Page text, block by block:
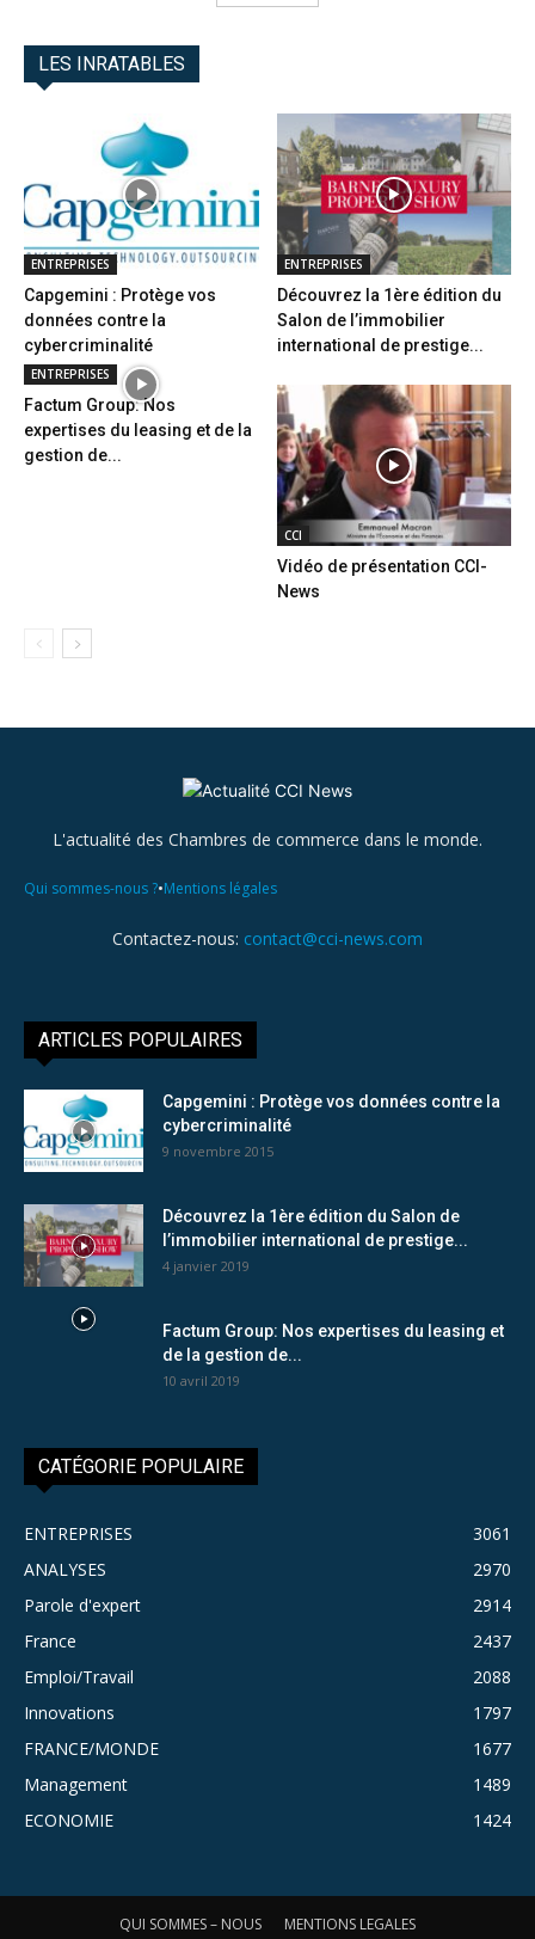
LES INRATABLES
ENTREPRISES
Capgemini : Protège vos
données contre la
cybercriminalité
ENTREPRISES
Découvrez la 1ère édition du
Salon de l’immobilier
international de prestige...
ENTREPRISES
Factum Group: Nos
expertises du leasing et de la
gestion de...
CCI
Vidéo de présentation CCI-
News
L'actualité des Chambres de commerce dans le monde.
Qui sommes-nous ?•Mentions légales
Contactez-nous: contact@cci-news.com
ARTICLES POPULAIRES
Capgemini : Protège vos données contre la
cybercriminalité
9 novembre 2015
Découvrez la 1ère édition du Salon de
l’immobilier international de prestige...
4 janvier 2019
Factum Group: Nos expertises du leasing et
de la gestion de...
10 avril 2019
CATÉGORIE POPULAIRE
ENTREPRISES
3061
ANALYSES
2970
Parole d'expert
2914
France
2437
Emploi/Travail
2088
Innovations
1797
FRANCE/MONDE
1677
Management
1489
ECONOMIE
1424
QUI SOMMES – NOUS MENTIONS LEGALES